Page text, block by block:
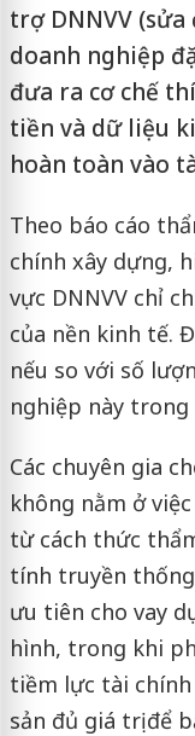
trợ DNNVV
doanh nghiệp
đưa ra cơ chế
tiền và dữ liệu
hoàn toàn vào
Theo báo cáo
chính xây dựng,
vực DNNVV chỉ
của nền kinh tế.
nếu so với số
nghiệp này trong
Các chuyên gia
không nằm ở
từ cách thức
tính truyền
ưu tiên cho vay
hình, trong khi
tiềm lực tài chính
sản đủ giá trị để